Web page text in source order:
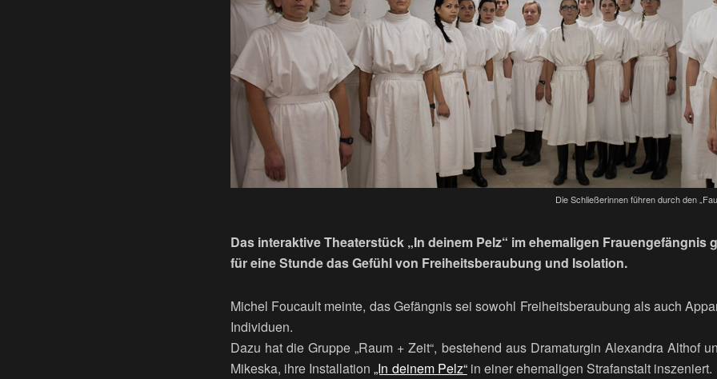
Die Schließerinnen führen durch den
Das interaktive Theaterstück „In deinem Pelz“ im ehemaligen Frauengefängnis
für eine Stunde das Gefühl von Freiheitsberaubung und Isolation.
Michel Foucault meinte, das Gefängnis sei sowohl Freiheitsberaubung als auch
Individuen.
Dazu hat die Gruppe „Raum + Zeit“, bestehend aus Dramaturgin Alexandra Althof
Mikeska, ihre Installation„In deinem Pelz“in einer ehemaligen Strafanstalt